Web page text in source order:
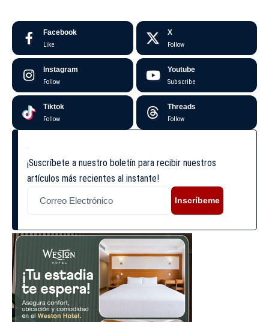
Facebook
Like
X
Follow
Instagram
Follow
Youtube
Subscribe
Tiktok
Follow
Threads
Follow
¡Suscríbete a nuestro boletín para recibir nuestros
artículos más recientes al instante!
Inscríbeme